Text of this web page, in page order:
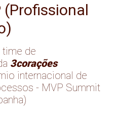
(Profissional
de
3corações
internacional de
- MVP Summit